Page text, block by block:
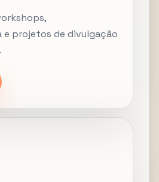
projetos de divulgação